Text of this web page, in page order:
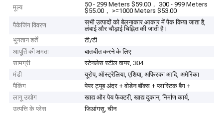
मूल्य
50 - 299 Meters $59.00， 300 - 999 Meters
$55.00， >=1000 Meters $53.00
पैकेजिंग विवरण
सभी उत्पादों को बेलनाकार आकार में पैक किया जाता है,
लंबाई और चौड़ाई चिह्नित की जाती है।
भुगतान शर्तें
टी/टी
आपूर्ति की क्षमता
बातचीत करने के लिए
सामग्री
स्टेनलेस स्टील वायर, 304
मंडी
यूरोप, ऑस्ट्रेलिया, एशिया, अफिरका आदि, अमेरिका
पैकिंग
पेपर ट्यूब अंदर + वोडेन बॉक्स + प्लास्टिक बैग +
लागू उद्योग
खाद्य और पेय फैक्टरी, खाद्य दुकान, निर्माण कार्य,
उत्पत्ति के प्लेस
जिआंगसु, चीन